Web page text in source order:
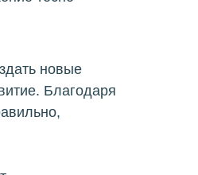
новые
Благодаря